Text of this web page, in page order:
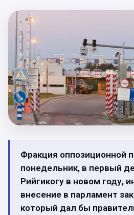
Фракция оппозиционной
понедельник, в первый
Рийгикогу в новом году,
внесение в парламент
который дал бы